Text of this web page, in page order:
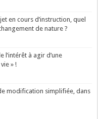
en cours d’instruction, quel
de nature ?
l’intérêt à agir d’une
» !
modification simplifiée, dans